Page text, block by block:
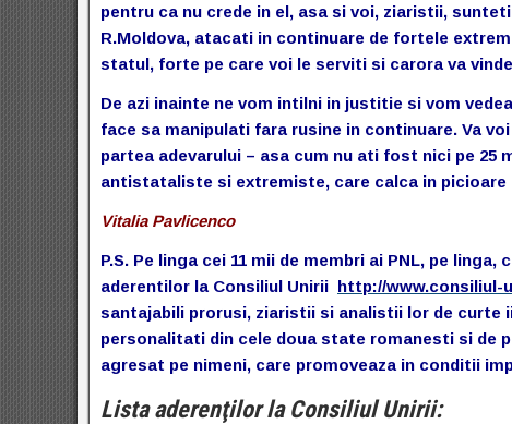
pentru ca nu crede in el, asa si voi, ziaristii,
R.Moldova, atacati in continuare de fortele
statul, forte pe care voi le serviti si carora va
De azi inainte ne vom intilni in justitie si vom
face sa manipulati fara rusine in continuare. Va
partea adevarului – asa cum nu ati fost nici pe
antistataliste si extremiste, care calca in picioare
Vitalia Pavlicenco
P.S. Pe linga cei 11 mii de membri ai PNL, pe
aderentilor la Consiliul Unirii http://www.consiliul-
santajabili prorusi, ziaristii si analistii lor de curte
personalitati din cele doua state romanesti si de
agresat pe nimeni, care promoveaza in conditii
Lista aderenţilor la Consiliul Unirii: